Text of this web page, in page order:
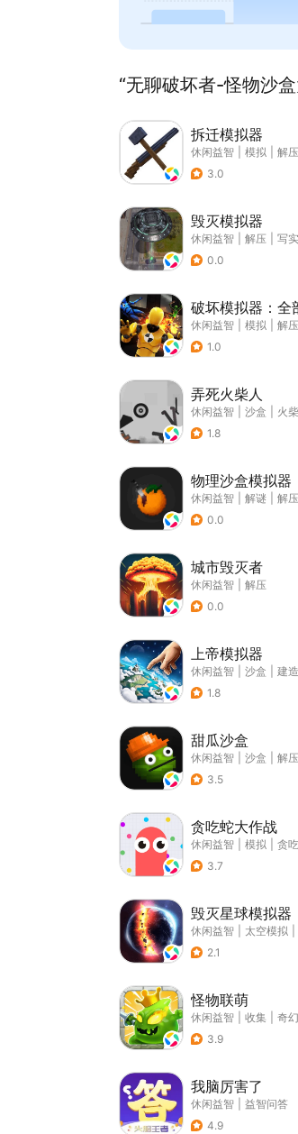
“无聊破坏者-怪物沙
拆迁模拟器
休闲益智 模拟 解压
3.0
毁灭模拟器
休闲益智 解压
写实
0.0
破坏模拟器：全
休闲益智 模拟 解压
1.0
弄死火柴人
休闲益智 沙盒
火
1.8
物理沙盒模拟器
休闲益智 解谜 解压
0.0
城市毁灭者
休闲益智
解压
0.0
上帝模拟器
休闲益智 沙盒
建
1.8
甜瓜沙盒
休闲益智 沙盒 解压
3.5
贪吃蛇大作战
休闲益智 模拟 贪
3.7
毁灭星球模拟器
休闲益智 太空模拟
2.1
怪物联萌
休闲益智 收集 奇幻
3.9
我脑厉害了
休闲益智
益智问答
4.9